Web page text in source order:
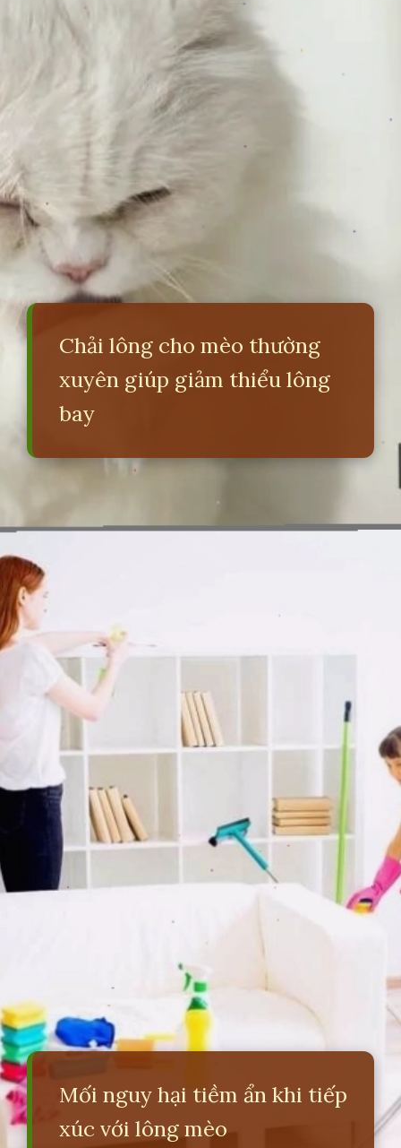
Chải lông cho mèo thường
xuyên giúp giảm thiểu lông
bay
Mối nguy hại tiềm ẩn khi tiếp
xúc với lông mèo